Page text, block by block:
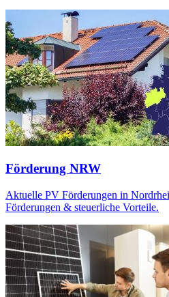
Förderung NRW
Aktuelle PV Förderungen in
Förderungen & steuerliche Vorteile.